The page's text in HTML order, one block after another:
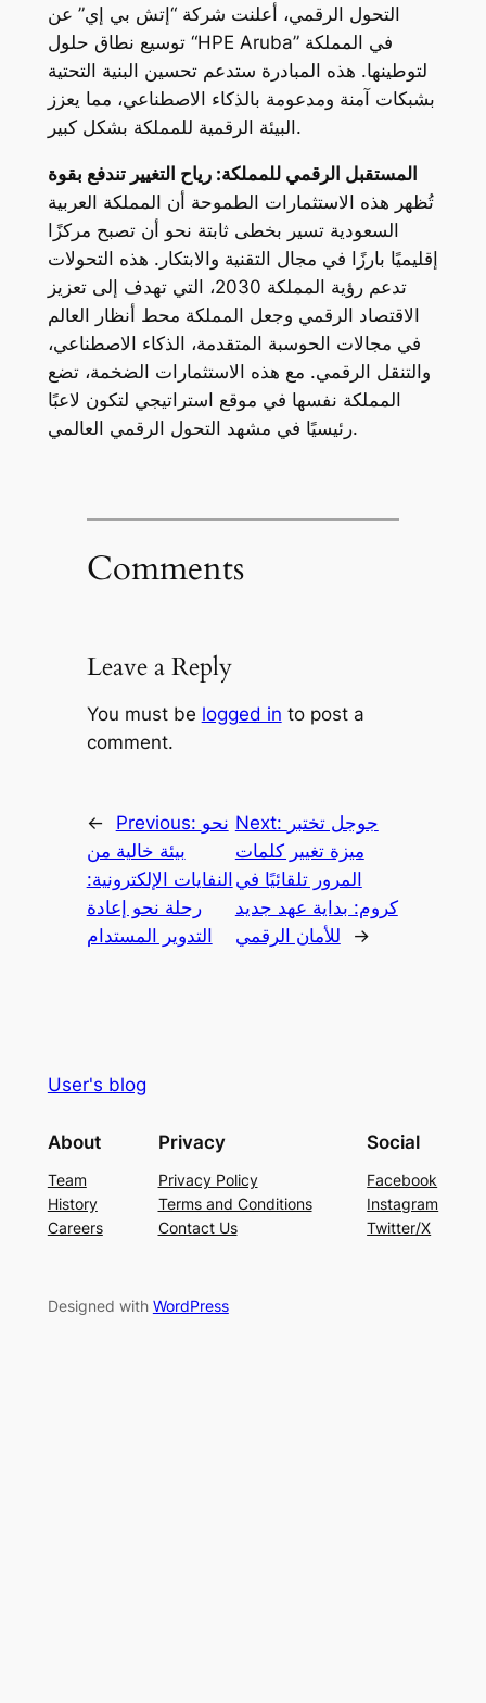
التحول الرقمي، أعلنت شركة “إتش بي إي” عن
توسيع نطاق حلول “HPE Aruba” في المملكة
لتوطينها. هذه المبادرة ستدعم تحسين البنية التحتية
بشبكات آمنة ومدعومة بالذكاء الاصطناعي، مما يعزز
البيئة الرقمية للمملكة بشكل كبير.
المستقبل الرقمي للمملكة: رياح التغيير تندفع بقوة
تُظهر هذه الاستثمارات الطموحة أن المملكة العربية
السعودية تسير بخطى ثابتة نحو أن تصبح مركزًا
إقليميًا بارزًا في مجال التقنية والابتكار. هذه التحولات
تدعم رؤية المملكة 2030، التي تهدف إلى تعزيز
الاقتصاد الرقمي وجعل المملكة محط أنظار العالم
في مجالات الحوسبة المتقدمة، الذكاء الاصطناعي،
والتنقل الرقمي. مع هذه الاستثمارات الضخمة، تضع
المملكة نفسها في موقع استراتيجي لتكون لاعبًا
رئيسيًا في مشهد التحول الرقمي العالمي.
Comments
Leave a Reply
You must be logged in to post a
comment.
← Previous: نحو
بيئة خالية من
النفايات الإلكترونية:
رحلة نحو إعادة
التدوير المستدام
Next: جوجل تختبر
ميزة تغيير كلمات
المرور تلقائيًا في
كروم: بداية عهد جديد
للأمان الرقمي
→
User's blog
About
Team
History
Careers
Privacy
Privacy Policy
Terms and Conditions
Contact Us
Social
Facebook
Instagram
Twitter/X
Designed with WordPress